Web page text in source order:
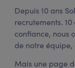
Depuis 10 ans
recrutements.
confiance, nous
de notre équipe,
Mais une page